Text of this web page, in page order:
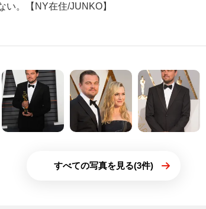
い。【NY在住/JUNKO】
すべての写真を見る(3件)